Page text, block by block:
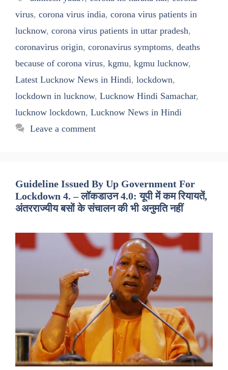
virus, corona virus india, corona virus patients in
lucknow, corona virus patients in uttar pradesh,
coronavirus origin, coronavirus symptoms, deaths
because of corona virus, kgmu, kgmu lucknow,
Latest Lucknow News in Hindi, lockdown,
lockdown in lucknow, Lucknow Hindi Samachar,
lucknow lockdown, Lucknow News in Hindi
Leave a comment
Guideline Issued By Up Government For
Lockdown 4. – लॉकडाउन 4.0: यूपी में कम रियायतें,
अंतरराज्यीय बसों के संचालन की भी अनुमति नहीं